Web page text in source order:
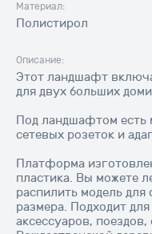
Материал:
Полистирол
Описание:
Этот ландшафт
для двух больших
Под ландшафтом есть
сетевых розеток и
Платформа
пластика. Вы можете
распилить модель
размера. Подходит
аксессуаров,